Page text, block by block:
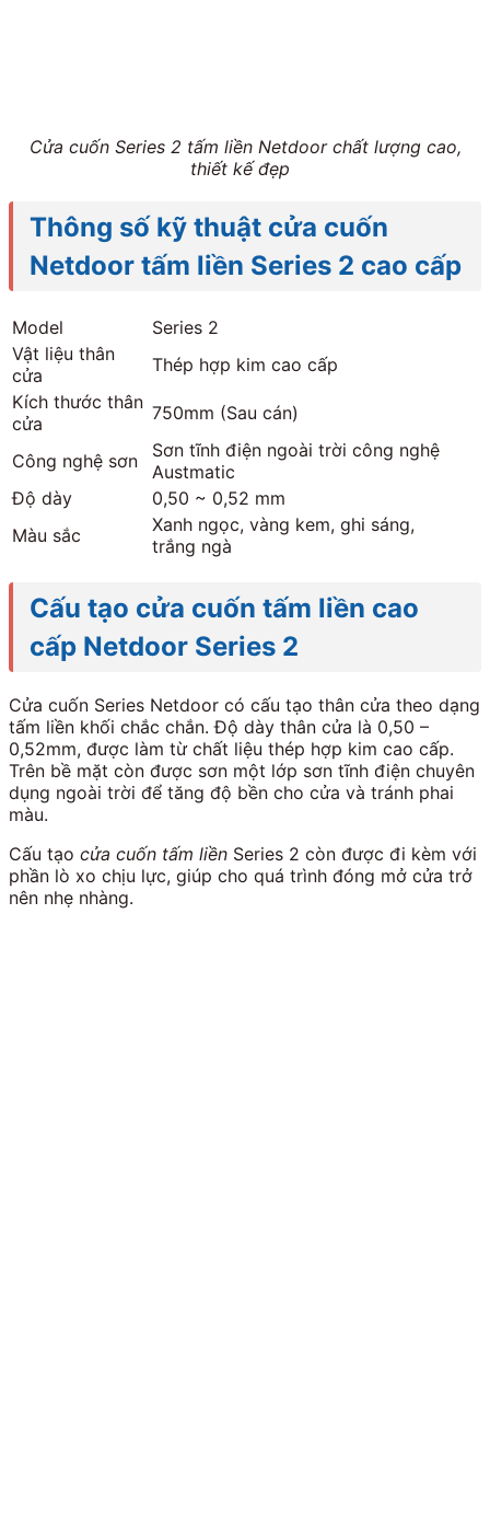
Cửa cuốn Series 2 tấm liền Netdoor chất lượng cao,
thiết kế đẹp
Thông số kỹ thuật cửa cuốn
Netdoor tấm liền Series 2 cao cấp
Model
Series 2
Vật liệu thân
cửa
Thép hợp kim cao cấp
Kích thước thân
cửa
750mm (Sau cán)
Công nghệ sơn
Sơn tĩnh điện ngoài trời công nghệ
Austmatic
Độ dày
0,50 ~ 0,52 mm
Màu sắc
Xanh ngọc, vàng kem, ghi sáng,
trắng ngà
Cấu tạo cửa cuốn tấm liền cao
cấp Netdoor Series 2
Cửa cuốn Series Netdoor có cấu tạo thân cửa theo dạng
tấm liền khối chắc chắn. Độ dày thân cửa là 0,50 –
0,52mm, được làm từ chất liệu thép hợp kim cao cấp.
Trên bề mặt còn được sơn một lớp sơn tĩnh điện chuyên
dụng ngoài trời để tăng độ bền cho cửa và tránh phai
màu.
Cấu tạo cửa cuốn tấm liền Series 2 còn được đi kèm với
phần lò xo chịu lực, giúp cho quá trình đóng mở cửa trở
nên nhẹ nhàng.